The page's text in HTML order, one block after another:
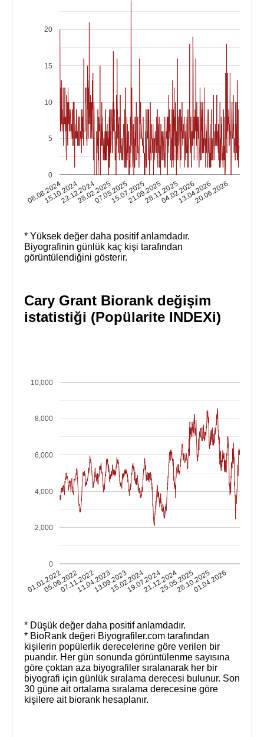
08.08.2024
15.10.202422.12.202428.02.202507.05.202515.07.202521.09.202528.11.202504.02.202613.04.2026
20.06.2026
0
5
10
15
20
* Yüksek değer daha positif anlamdadır.
Biyografinin günlük kaç kişi tarafından
görüntülendiğini gösterir.
Cary Grant Biorank değişim
istatistiği (Popülarite INDEXi)
01.01.2022
05.06.2022
07.11.2022
11.04.2023
13.09.2023
15.02.2024
19.07.2024
21.12.2024
25.05.2025
28.10.2025
01.04.2026
0
2,000
4,000
6,000
8,000
10,000
* Düşük değer daha positif anlamdadır.
* BioRank değeri Biyografiler.com tarafından
kişilerin popülerlik derecelerine göre verilen bir
puandır. Her gün sonunda görüntülenme sayısına
göre çoktan aza biyografiler sıralanarak her bir
biyografi için günlük sıralama derecesi bulunur. Son
30 güne ait ortalama sıralama derecesine göre
kişilere ait biorank hesaplanır.